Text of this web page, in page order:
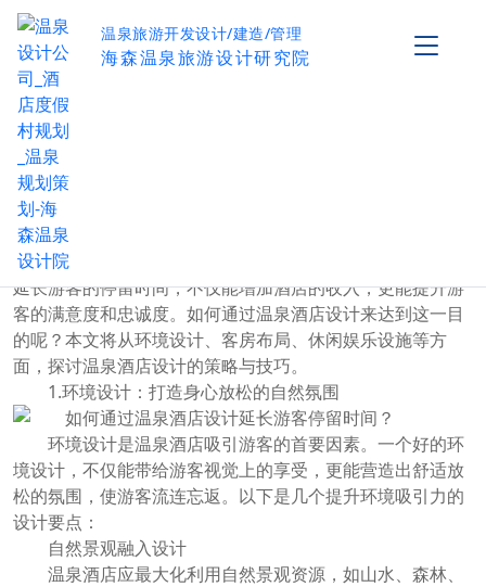
温泉旅游开发设计/建造/管理
海森温泉旅游设计研究院
如何通过温泉酒店设计延长游客停留时间？
温泉酒店作为度假休闲的重要场所，吸引了越来越多的
游客前来放松身心。随着市场竞争的加剧，如何让游客愿意
停留更长时间，成为了温泉酒店经营者们需要思考的问题。
延长游客的停留时间，不仅能增加酒店的收入，更能提升游
客的满意度和忠诚度。如何通过温泉酒店设计来达到这一目
的呢？本文将从环境设计、客房布局、休闲娱乐设施等方
面，探讨温泉酒店设计的策略与技巧。
1.环境设计：打造身心放松的自然氛围
环境设计是温泉酒店吸引游客的首要因素。一个好的环
境设计，不仅能带给游客视觉上的享受，更能营造出舒适放
松的氛围，使游客流连忘返。以下是几个提升环境吸引力的
设计要点：
自然景观融入设计
温泉酒店应最大化利用自然景观资源，如山水、森林、